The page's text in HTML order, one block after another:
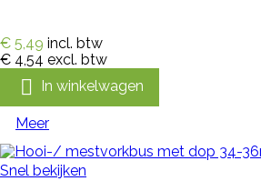
€ 5,49 incl. btw
€ 4,54 excl. btw
 In winkelwagen
Meer
Snel bekijken